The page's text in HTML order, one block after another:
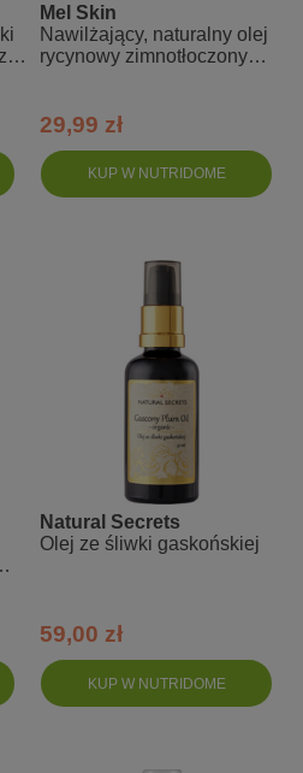
KUP W NUTRIDOME
Mel Skin
Nawilżający, naturalny olej
rycynowy zimnotłoczony
29,99 zł
KUP W NUTRIDOME
Natural Secrets
Olej ze śliwki gaskońskiej
59,00 zł